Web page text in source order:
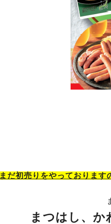
まだ初売りをやっております
まつはし、か